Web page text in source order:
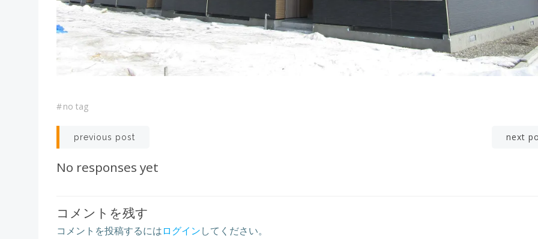
#no tag
Post
navigation
previous post next
No responses yet
コメントを残す
コメントを投稿するにはログインしてください。